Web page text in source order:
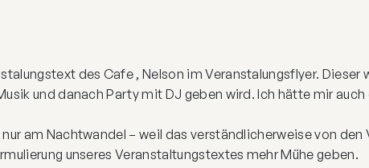
des Cafe , Nelson im Veranstalungsflyer.
und danach Party mit DJ geben wird. Ich hätte mir
am Nachtwandel – weil das verständlicherweise von
unseres Veranstaltungstextes mehr Mühe geben.